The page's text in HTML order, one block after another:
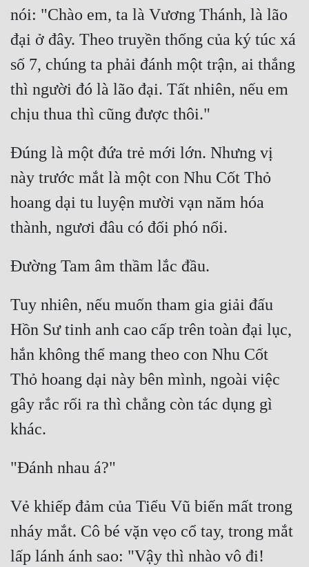
nói: "Chào em, ta là Vương Thánh, là lão
đại ở đây. Theo truyền thống của ký túc xá
số 7, chúng ta phải đánh một trận, ai thắng
thì người đó là lão đại. Tất nhiên, nếu em
Đúng là một đứa trẻ mới lớn. Nhưng vị
này trước mắt là một con Nhu Cốt Thỏ
hoang dại tu luyện mười vạn năm hóa
Tuy nhiên, nếu muốn tham gia giải đấu
Hồn Sư tinh anh cao cấp trên toàn đại lục,
hắn không thể mang theo con Nhu Cốt
Thỏ hoang dại này bên mình, ngoài việc
gây rắc rối ra thì chẳng còn tác dụng gì
Vẻ khiếp đảm của Tiểu Vũ biến mất trong
nháy mắt. Cô bé vặn vẹo cổ tay, trong mắt
lấp lánh ánh sao: "Vậy thì nhào vô đi!